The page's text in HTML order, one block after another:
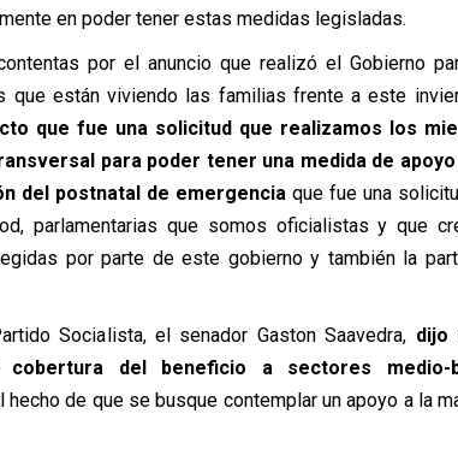
en poder tener estas medidas legisladas.
por el anuncio que realizó el Gobierno
que están viviendo las familias frente a este
que fue una solicitud que realizamos los
para poder tener una medida de
del postnatal de emergenciaque fue una
parlamentarias que somos oficialistas y que
por parte de este gobierno y también la
Socialista, el senador Gaston Saavedra, dijo
del beneficio a sectores medio-
hecho de que se busque contemplar un apoyo a la